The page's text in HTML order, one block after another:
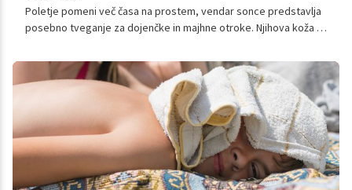
Poletje pomeni več časa na prostem, vendar sonce predstavlja
posebno tveganje za dojenčke in majhne otroke. Njihova koža je
opeče.